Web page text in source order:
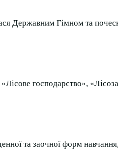
Державним Гімном та
господарство»,
та заочної форм